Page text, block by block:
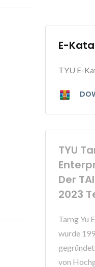
E-
TYU E-
TYU
Der
2023
Tarng Yu
wurde
von